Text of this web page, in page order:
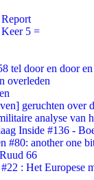
5 =
tel door en door
overleden
geruchten over
analyse van
Inside #136 -
#80: another one
66
: Het Europese